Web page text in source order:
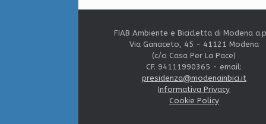
FIAB Ambiente e Bicicletta di Modena
Via Ganaceto, 45 - 41121 Modena
(c/o Casa Per La Pace)
CF. 94111990365 - email:
presidenza@modenainbici.it
Informativa Privacy
Cookie Policy